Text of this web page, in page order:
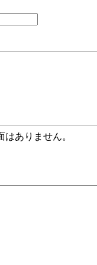
ありません。